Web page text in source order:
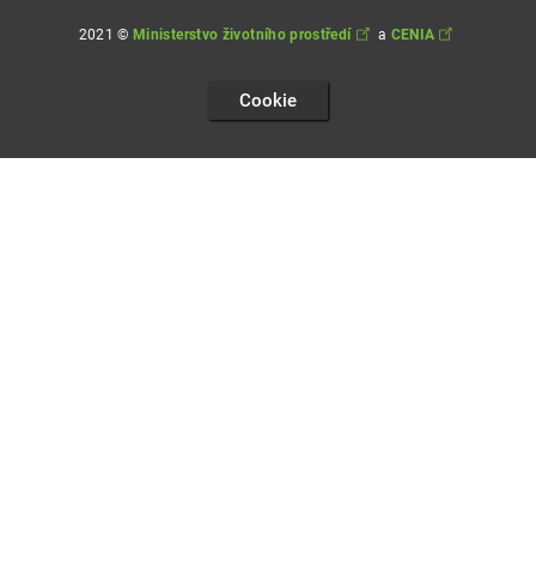
2021 © Ministerstvo životního prostředí a CENIA
Cookie